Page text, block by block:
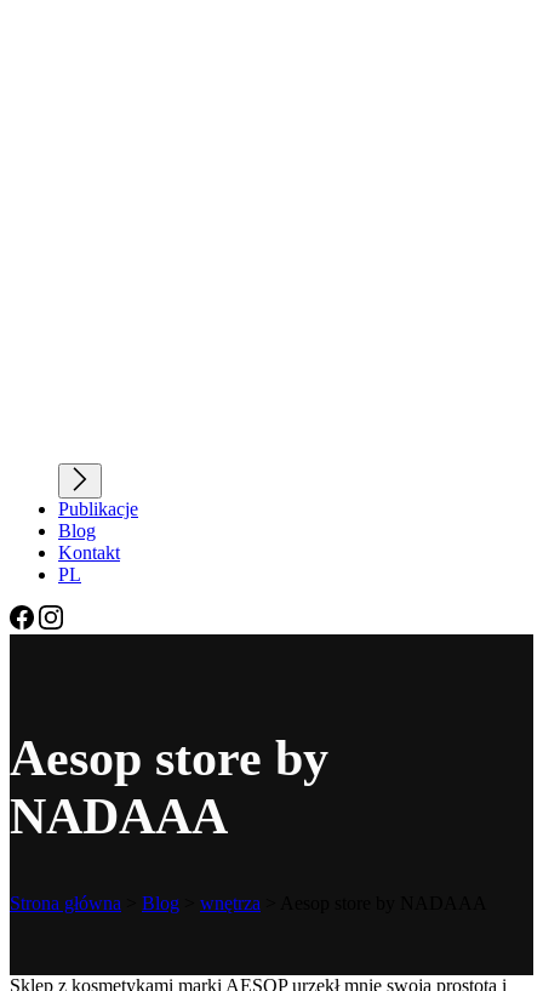
Publikacje
Blog
Kontakt
PL
Aesop store by
NADAAA
Strona główna Blog wnętrza
Sklep z kosmetykami marki AESOP urzekł mnie swoją prostotą i